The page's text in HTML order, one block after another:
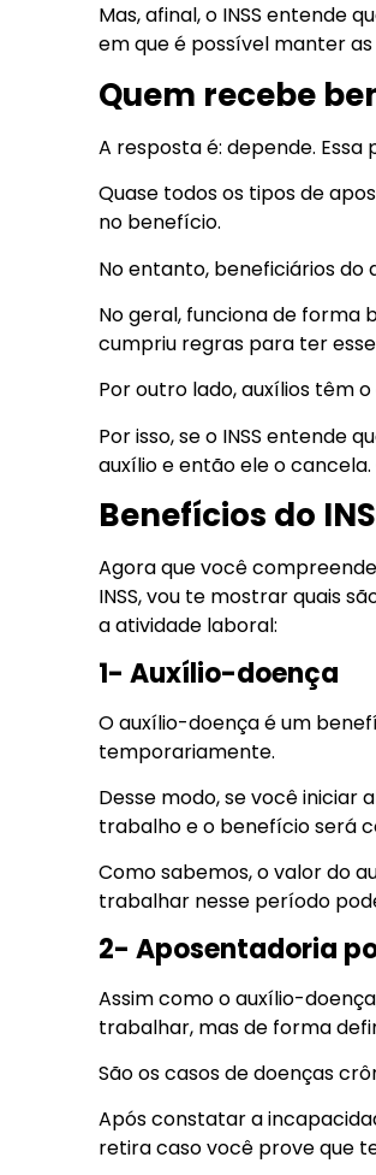
Mas, afinal, o INSS entende
em que é possível manter
Quem recebe
A resposta é: depende.
Quase todos os tipos de
no benefício.
No entanto, beneficiários
No geral, funciona de forma
cumpriu regras para ter
Por outro lado, auxílios têm
Por isso, se o INSS entende
auxílio e então ele o
Benefícios do
Agora que você
INSS, vou te mostrar quais
a atividade laboral:
1- Auxílio-doença
O auxílio-doença é um
temporariamente.
Desse modo, se você iniciar
trabalho e o benefício será
Como sabemos, o valor do
trabalhar nesse período
2- Aposentadoria
Assim como o auxílio-
trabalhar, mas de forma
São os casos de doenças
Após constatar a
retira caso você prove que